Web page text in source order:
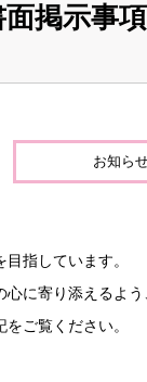
面掲示事
お知ら
指しています。
に寄り添えるよう
ご覧ください。